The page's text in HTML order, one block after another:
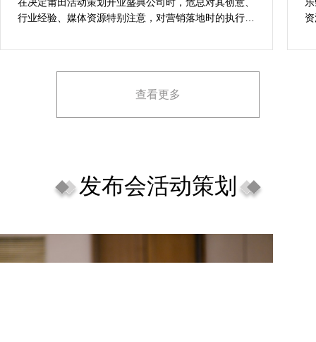
想活动
行业经验、媒体资源特别注意，对营销落地时的执行一
理念理解不足，导致宣传方案不匹配。
查看更多
发布会活动策划